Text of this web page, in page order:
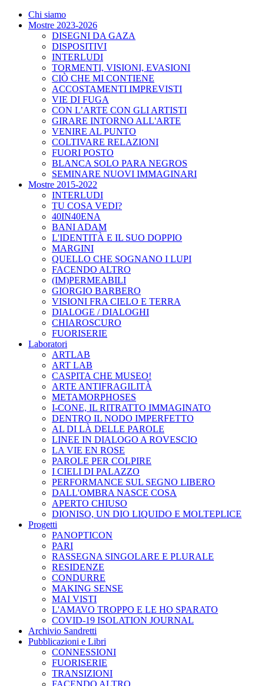
Chi siamo
Mostre 2023-2026
DISEGNI DA GAZA
DISPOSITIVI
INTERLUDI
TORMENTI, VISIONI, EVASIONI
CIÒ CHE MI CONTIENE
ACCOSTAMENTI IMPREVISTI
VIE DI FUGA
CON L’ARTE CON GLI ARTISTI
GIRARE INTORNO ALL'ARTE
VENIRE AL PUNTO
COLTIVARE RELAZIONI
FUORI POSTO
BLANCA SOLO PARA NEGROS
SEMINARE NUOVI IMMAGINARI
Mostre 2015-2022
INTERLUDI
TU COSA VEDI?
40IN40ENA
BANI ADAM
L'IDENTITÀ E IL SUO DOPPIO
MARGINI
QUELLO CHE SOGNANO I LUPI
FACENDO ALTRO
(IM)PERMEABILI
GIORGIO BARBERO
VISIONI FRA CIELO E TERRA
DIALOGE / DIALOGHI
CHIAROSCURO
FUORISERIE
Laboratori
ARTLAB
ART LAB
CASPITA CHE MUSEO!
ARTE ANTIFRAGILITÀ
METAMORPHOSES
I-CONE, IL RITRATTO IMMAGINATO
DENTRO IL NODO IMPERFETTO
AL DI LÀ DELLE PAROLE
LINEE IN DIALOGO A ROVESCIO
LA VIE EN ROSE
PAROLE PER COLPIRE
I CIELI DI PALAZZO
PERFORMANCE SUL SEGNO LIBERO
DALL'OMBRA NASCE COSA
APERTO CHIUSO
DIONISO, UN DIO LIQUIDO E MOLTEPLICE
Progetti
PANOPTICON
PARI
RASSEGNA SINGOLARE E PLURALE
RESIDENZE
CONDURRE
MAKING SENSE
MAI VISTI
L'AMAVO TROPPO E LE HO SPARATO
COVID-19 ISOLATION JOURNAL
Archivio Sandretti
Pubblicazioni e Libri
CONNESSIONI
FUORISERIE
TRANSIZIONI
FACENDO ALTRO